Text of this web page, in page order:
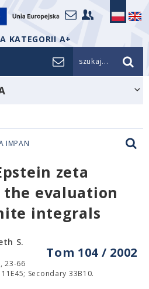
KATEGORII A+
szukaj...
IMPAN
zeta
evaluation
integrals
Tom 104 / 2002
S.
23-66
Secondary 33B10.